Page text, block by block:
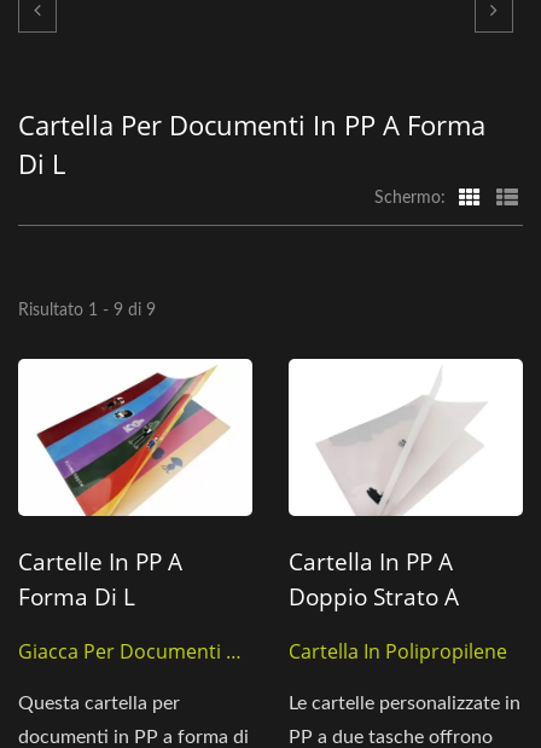
Cartella Per Documenti In PP A Forma
Di L
Schermo:
Risultato 1 - 9 di 9
Cartelle In PP A
Forma Di L
Stampa A Colori
Giacca Per Documenti A
Questa cartella per
documenti in PP a forma di
Cartella In PP A
Doppio Strato A
Un'immagazzinamen
To Organizzato
Cartella In Polipropilene
Le cartelle personalizzate in
PP a due tasche offrono